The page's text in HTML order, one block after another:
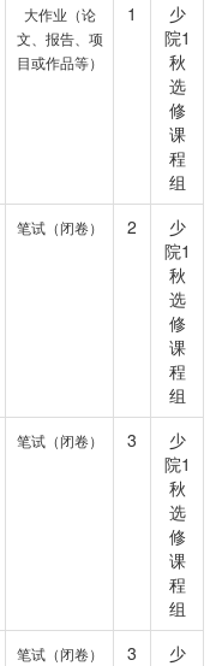
大作业（论
文、报告、项
目或作品等）
1
少
院1
秋
选
修
课
程
组
笔试（闭卷） 2
少
院1
秋
选
修
课
程
组
笔试（闭卷） 3
少
院1
秋
选
修
课
程
组
笔试（闭卷） 3
少